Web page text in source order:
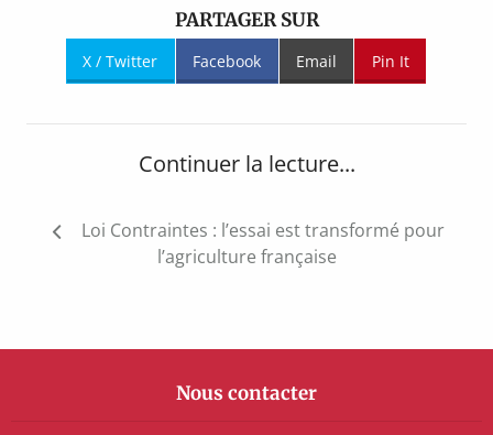
PARTAGER SUR
X / Twitter Facebook Email Pin It
Continuer la lecture...
Navigation
de
Loi Contraintes : l’essai est transformé pour
l’agriculture française
Nous contacter